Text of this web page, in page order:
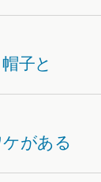
子と
がある